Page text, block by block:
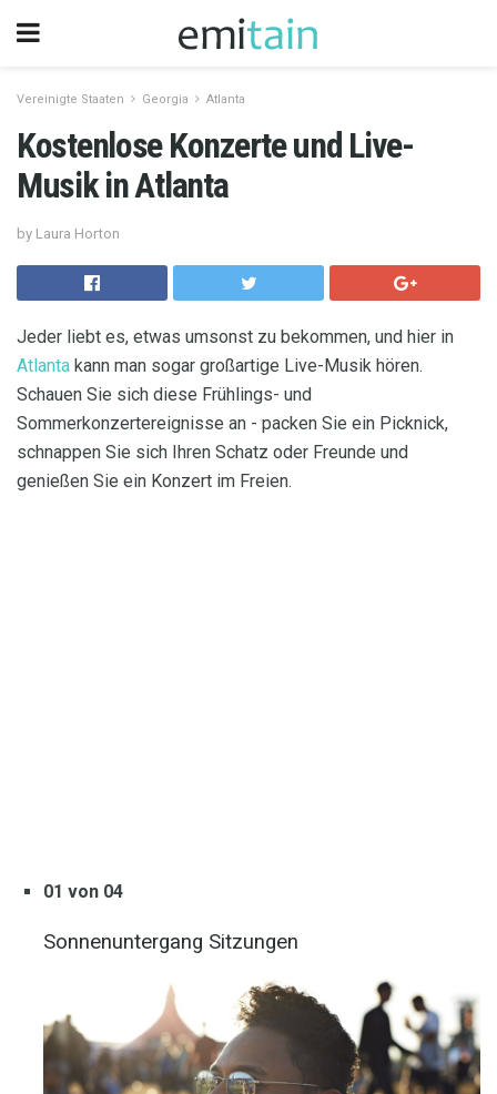
Vereinigte Staaten Georgia Atlanta
Kostenlose Konzerte und Live-
Musik in Atlanta
by Laura Horton
Jeder liebt es, etwas umsonst zu bekommen, und hier in
Atlanta kann man sogar großartige Live-Musik hören.
Schauen Sie sich diese Frühlings- und
Sommerkonzertereignisse an - packen Sie ein Picknick,
schnappen Sie sich Ihren Schatz oder Freunde und
genießen Sie ein Konzert im Freien.
01 von 04
Sonnenuntergang Sitzungen